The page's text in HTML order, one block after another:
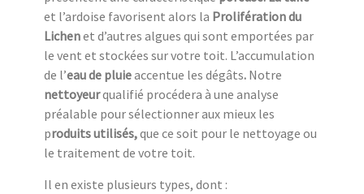
et l’ardoise favorisent alors la Prolifération du
Lichenet d’autres algues qui sont emportées par
le vent et stockées sur votre toit. L’accumulation
de l’eau de pluieaccentue les dégâts. Notre
nettoyeurqualifié procédera à une analyse
préalable pour sélectionner aux mieux les
produits utilisés,que ce soit pour le nettoyage ou
le traitement de votre toit.
Il en existe plusieurs types, dont :